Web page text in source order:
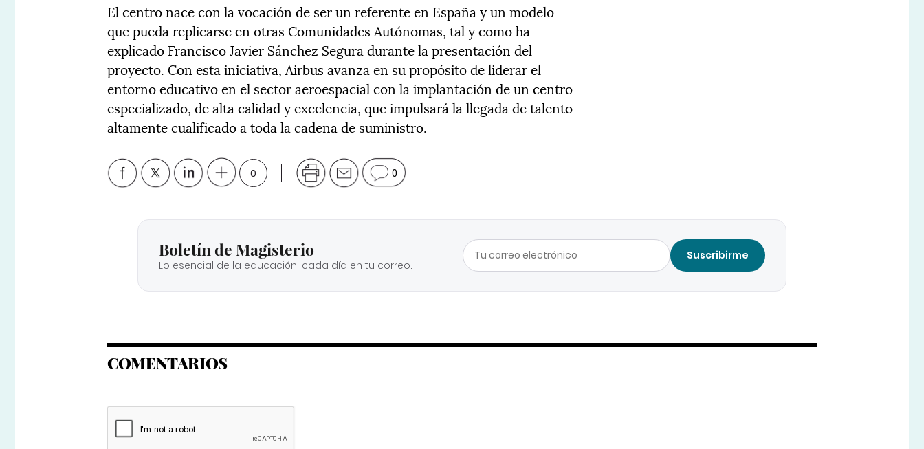
El centro nace con la vocación de ser un referente en España y un modelo
que pueda replicarse en otras Comunidades Autónomas, tal y como ha
explicado Francisco Javier Sánchez Segura durante la presentación del
proyecto. Con esta iniciativa, Airbus avanza en su propósito de liderar el
entorno educativo en el sector aeroespacial con la implantación de un centro
especializado, de alta calidad y excelencia, que impulsará la llegada de talento
altamente cualificado a toda la cadena de suministro.
0 0
Boletín de Magisterio
Lo esencial de la educación, cada día en tu correo.
Suscribirme
COMENTARIOS